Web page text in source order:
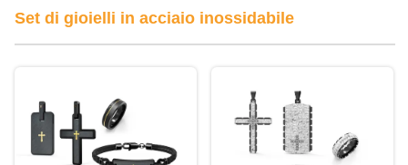
Set di gioielli in acciaio inossidabile